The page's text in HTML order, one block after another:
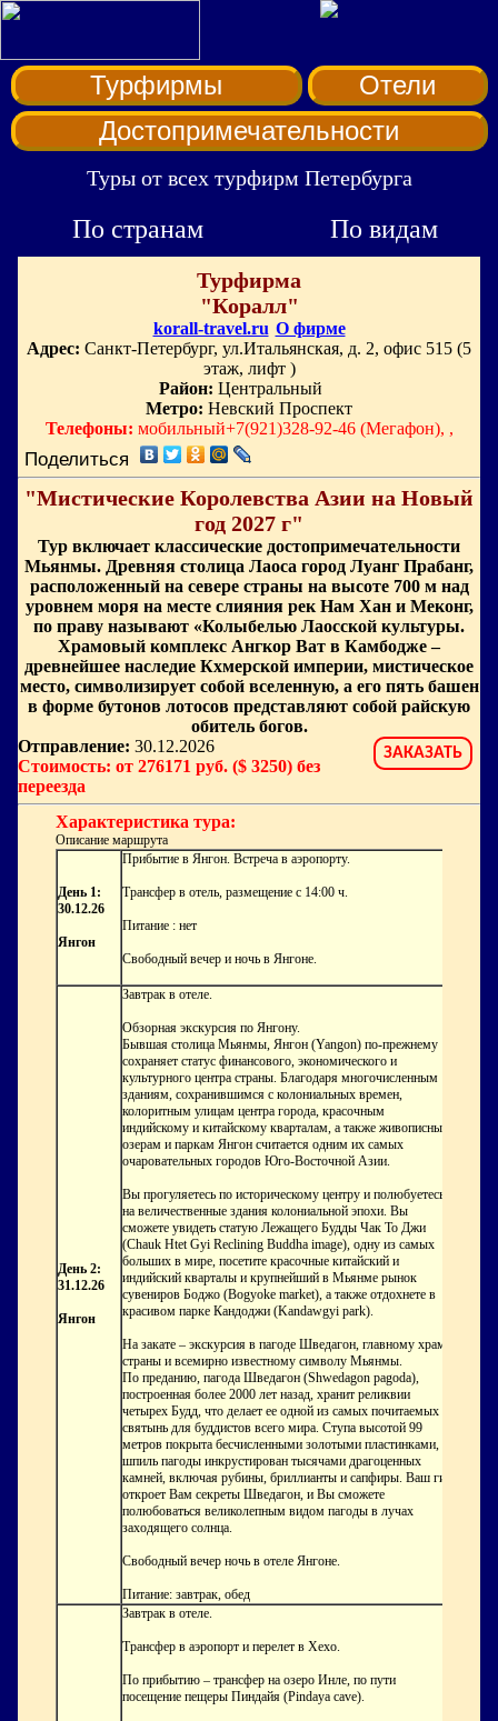
Турфирмы
Отели
Достопримечательности
Туры от всех турфирм Петербурга
По странам По видам
Турфирма
"Коралл"
korall-travel.ru О фирме
Адрес: Санкт-Петербург, ул.Итальянская, д. 2, офис 515 (5
этаж, лифт )
Район: Центральный
Метро: Невский Проспект
Телефоны: мобильный+7(921)328-92-46 (Мегафон), ,
Поделиться
"Мистические Королевства Азии на Новый
год 2027 г"
Тур включает классические достопримечательности
Мьянмы. Древняя столица Лаоса город Луанг Прабанг,
расположенный на севере страны на высоте 700 м над
уровнем моря на месте слияния рек Нам Хан и Меконг,
по праву называют «Колыбелью Лаосской культуры.
Храмовый комплекс Ангкор Ват в Камбодже –
древнейшее наследие Кхмерской империи, мистическое
место, символизирует собой вселенную, а его пять башен
в форме бутонов лотосов представляют собой райскую
обитель богов.
ЗАКАЗАТЬ
Отправление: 30.12.2026
Стоимость: от 276171 руб. ($ 3250) без
переезда
Характеристика тура:
Описание маршрута
День 1:
30.12.26
Янгон
Прибытие в Янгон. Встреча в аэропорту.
Трансфер в отель, размещение с 14:00 ч.
Питание : нет
Свободный вечер и ночь в Янгоне.
День 2:
31.12.26
Янгон
Завтрак в отеле.
Обзорная экскурсия по Янгону.
Бывшая столица Мьянмы, Янгон (Yangon) по-прежнему
сохраняет статус финансового, экономического и
культурного центра страны. Благодаря многочисленным
зданиям, сохранившимся с колониальных времен,
колоритным улицам центра города, красочным
индийскому и китайскому кварталам, а также живописным
озерам и паркам Янгон считается одним их самых
очаровательных городов Юго-Восточной Азии.
Вы прогуляетесь по историческому центру и полюбуетесь
на величественные здания колониальной эпохи. Вы
сможете увидеть статую Лежащего Будды Чак То Джи
(Chauk Htet Gyi Reclining Buddha image), одну из самых
больших в мире, посетите красочные китайский и
индийский кварталы и крупнейший в Мьянме рынок
сувениров Боджо (Bogyoke market), а также отдохнете в
красивом парке Кандоджи (Kandawgyi park).
На закате – экскурсия в пагоде Шведагон, главному храму
страны и всемирно известному символу Мьянмы.
По преданию, пагода Шведагон (Shwedagon pagoda),
построенная более 2000 лет назад, хранит реликвии
четырех Будд, что делает ее одной из самых почитаемых
святынь для буддистов всего мира. Ступа высотой 99
метров покрыта бесчисленными золотыми пластинками,
шпиль пагоды инкрустирован тысячами драгоценных
камней, включая рубины, бриллианты и сапфиры. Ваш гид
откроет Вам секреты Шведагон, и Вы сможете
полюбоваться великолепным видом пагоды в лучах
заходящего солнца.
Свободный вечер ночь в отеле Янгоне.
Питание: завтрак, обед
Завтрак в отеле.
Трансфер в аэропорт и перелет в Хехо.
По прибытию – трансфер на озеро Инле, по пути
посещение пещеры Пиндайя (Pindaya cave).